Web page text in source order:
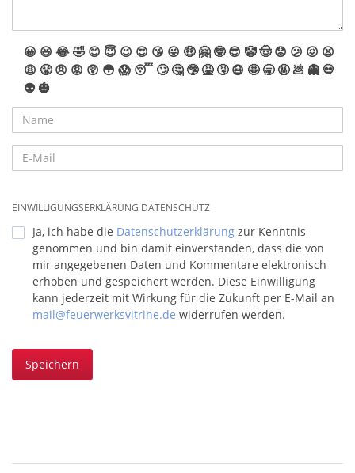
😀 😆 😂🤣 😊 😇 😉 😍 😘 😜 🤑 🤗 🤓 😎 🤡🤠 😟 😕 😖 😫
😩 😤 😠 😡 😲 😳 😱 😴 🙄 🤔 🤥 🤮 🤧 😷 🤩 🥱 🤬 💩 👻 💀
👽 🎃
EINWILLIGUNGSERKLÄRUNG DATENSCHUTZ
Ja, ich habe die Datenschutzerklärung zur Kenntnis
genommen und bin damit einverstanden, dass die von
mir angegebenen Daten und Kommentare elektronisch
erhoben und gespeichert werden. Diese Einwilligung
kann jederzeit mit Wirkung für die Zukunft per E-Mail an
mail@feuerwerksvitrine.de widerrufen werden.
Speichern